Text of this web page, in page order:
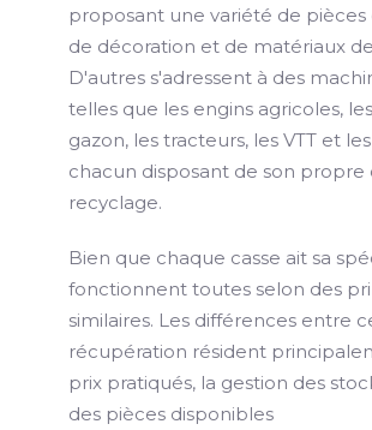
proposant une variété de
de décoration et de matériaux
D'autres s'adressent à des
telles que les engins agricoles,
gazon, les tracteurs, les VTT et
chacun disposant de son propre
recyclage.
Bien que chaque casse ait sa
fonctionnent toutes selon des
similaires. Les différences entre
récupération résident
prix pratiqués, la gestion des
des pièces disponibles